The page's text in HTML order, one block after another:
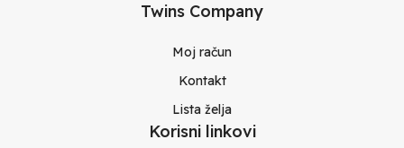
Twins Company
Moj račun
Kontakt
Lista želja
Korisni linkovi